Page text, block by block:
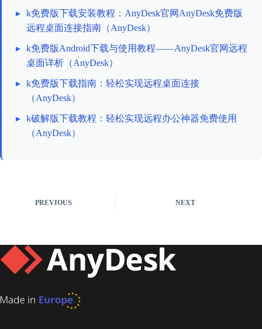
▸ k免费版下载安装教程：AnyDesk官网AnyDesk免费版
远程桌面连接指南（AnyDesk）
▸ k免费版Android下载与使用教程——AnyDesk官网远程
桌面详析（AnyDesk）
▸ k免费版下载指南：轻松实现远程桌面连接
（AnyDesk）
▸ k破解版下载教程：轻松实现远程办公神器免费使用
（AnyDesk）
PREVIOUS NEXT